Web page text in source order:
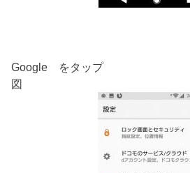
Google をタップ
図